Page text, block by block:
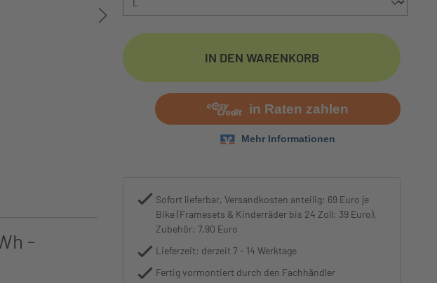
Motor
Pinion E1.9 MGU, 600W,
IN DEN WARENKORB
Sofort lieferbar, Versandkosten anteilig: 69 Euro je
Bike (Framesets & Kinderräder bis 24 Zoll: 39 Euro),
Zubehör: 7,90 Euro
Lieferzeit: derzeit 7 - 14 Werktage
Fertig vormontiert durch den Fachhändler
-